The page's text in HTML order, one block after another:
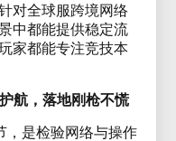
对全球服跨境网络
中都能提供稳定流
家都能专注竞技本
航，落地刚枪不慌
，是检验网络与操作